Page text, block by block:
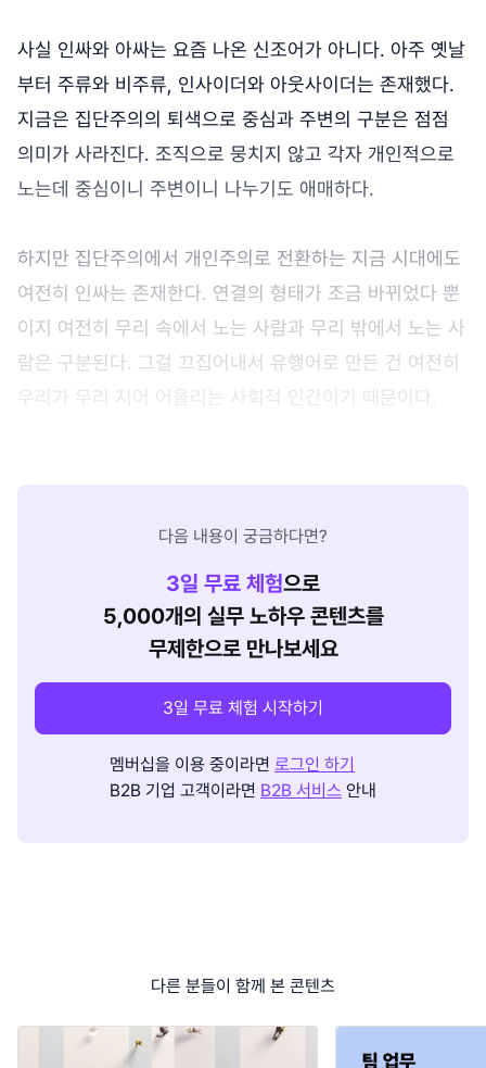
사실 인싸와 아싸는 요즘 나온 신조어가 아니다. 아주 옛날
부터 주류와 비주류, 인사이더와 아웃사이더는 존재했다.
지금은 집단주의의 퇴색으로 중심과 주변의 구분은 점점
의미가 사라진다. 조직으로 뭉치지 않고 각자 개인적으로
노는데 중심이니 주변이니 나누기도 애매하다.
하지만 집단주의에서 개인주의로 전환하는 지금 시대에도
여전히 인싸는 존재한다. 연결의 형태가 조금 바뀌었다 뿐
이지 여전히 무리 속에서 노는 사람과 무리 밖에서 노는 사
람은 구분된다. 그걸 끄집어내서 유행어로 만든 건 여전히
우리가 무리 지어 어울리는 사회적 인간이기 때문이다.
다음 내용이 궁금하다면?
3일 무료 체험으로
5,000개의 실무 노하우 콘텐츠를
무제한으로 만나보세요
3일 무료 체험 시작하기
멤버십을 이용 중이라면 로그인 하기
B2B 기업 고객이라면 B2B 서비스 안내
다른 분들이 함께 본 콘텐츠